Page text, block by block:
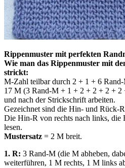
Rippenmuster mit perfekten
Wie man das Rippenmuster mit
strickt:
M-Zahl teilbar durch 2 + 1 + 6
17 M (3 Rand-M + 1 + 2 + 2 + 2 + 2
und nach der Strickschrift arbeiten.
Gezeichnet sind die Hin- und Rück-
Die Hin-R von rechts nach links, die
lesen.
Mustersatz = 2 M breit.
1. R: 3 Rand-M (die M abheben,
weiterführen, 1 M rechts, 1 M links